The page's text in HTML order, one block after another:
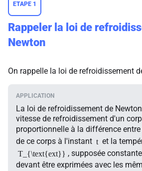
ETAPE 1
Rappeler la loi de
Newton
On rappelle la loi de refroidissement
La loi de refroidissement de
vitesse de refroidissement d'un
proportionnelle à la différence
de ce corps à l'instant t et la
T_{\text{ext}} , supposée
devant être exprimées avec les